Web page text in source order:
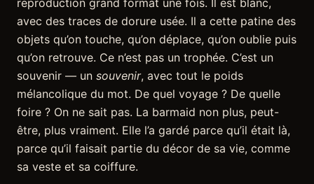
reproduction grand format une fois. Il est blanc,
avec des traces de dorure usée. Il a cette patine des
objets qu’on touche, qu’on déplace, qu’on oublie puis
qu’on retrouve. Ce n’est pas un trophée. C’est un
souvenir — un souvenir, avec tout le poids
mélancolique du mot. De quel voyage ? De quelle
foire ? On ne sait pas. La barmaid non plus, peut-
être, plus vraiment. Elle l’a gardé parce qu’il était là,
parce qu’il faisait partie du décor de sa vie, comme
sa veste et sa coiffure.